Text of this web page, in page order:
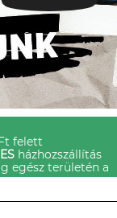
felett
házhozszállítás
egész területén a